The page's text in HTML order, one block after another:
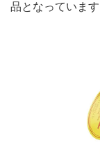
品となっています